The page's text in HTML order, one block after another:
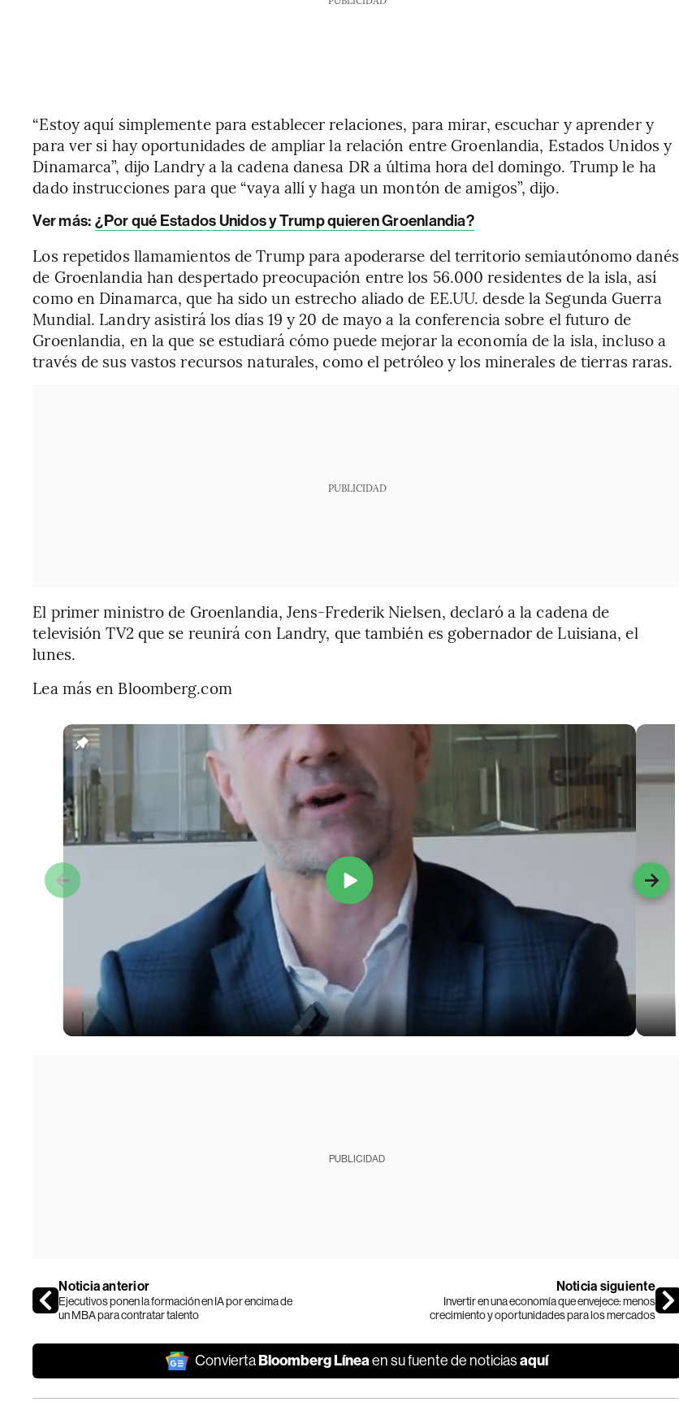
“Estoy aquí simplemente para establecer relaciones, para mirar, escuchar y aprender y
para ver si hay oportunidades de ampliar la relación entre Groenlandia, Estados Unidos y
Dinamarca”, dijo Landry a la cadena danesa DR a última hora del domingo. Trump le ha
dado instrucciones para que “vaya allí y haga un montón de amigos”, dijo.
Ver más: ¿Por qué Estados Unidos y Trump quieren Groenlandia?
Los repetidos llamamientos de Trump para apoderarse del territorio semiautónomo danés
de Groenlandia han despertado preocupación entre los 56.000 residentes de la isla, así
como en Dinamarca, que ha sido un estrecho aliado de EE.UU. desde la Segunda Guerra
Mundial. Landry asistirá los días 19 y 20 de mayo a la conferencia sobre el futuro de
Groenlandia, en la que se estudiará cómo puede mejorar la economía de la isla, incluso a
través de sus vastos recursos naturales, como el petróleo y los minerales de tierras raras.
PUBLICIDAD
El primer ministro de Groenlandia, Jens-Frederik Nielsen, declaró a la cadena de
televisión TV2 que se reunirá con Landry, que también es gobernador de Luisiana, el
lunes.
Lea más en Bloomberg.com
PUBLICIDAD
Noticia anterior
Ejecutivos ponen la formación en IA por encima de
un MBA para contratar talento
Noticia siguiente
Invertir en una economía que envejece: menos
crecimiento y oportunidades para los mercados
ConviertaBloomberg Líneaen su fuente de noticiasaquí